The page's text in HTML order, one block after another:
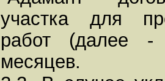
участка для
работ (далее -
месяцев.